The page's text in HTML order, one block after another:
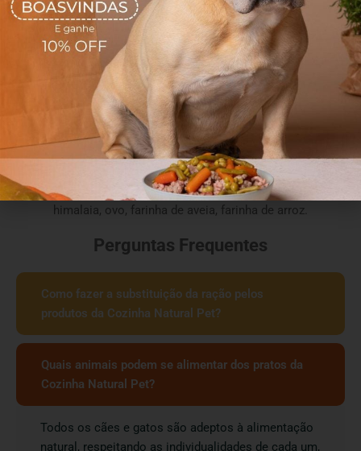
muito afeto através da alimentação.
Completos e nutritivos, nossos alimentos são capazes de
revolucionar a vida do seu melhor amigo!
Sem aditivos, sem conservantes e sem corantes.
Ingredientes
Batata doce, espinafre, azeite, iogurte natural, sal rosa do
himalaia, ovo, farinha de aveia, farinha de arroz.
Perguntas Frequentes
Como fazer a substituição da ração pelos
produtos da Cozinha Natural Pet?
Quais animais podem se alimentar dos pratos da
Cozinha Natural Pet?
Todos os cães e gatos são adeptos à alimentação
natural, respeitando as individualidades de cada um,